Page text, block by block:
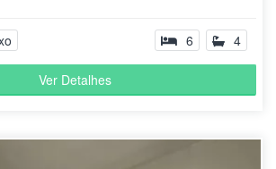
6 4
Ver Detalhes